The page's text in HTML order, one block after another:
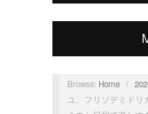
Browse: Home /
ユ、フリソデミド